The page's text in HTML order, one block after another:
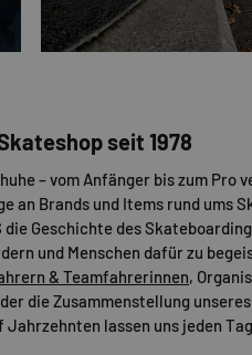
seit 1978
– vom Anfänger bis zum Pro
an Brands und Items rund ums
Geschichte des
und Menschen dafür zu
& Teamfahrerinnen,
die Zusammenstellung
lassen uns jeden